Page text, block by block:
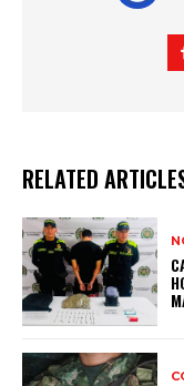
RELATED